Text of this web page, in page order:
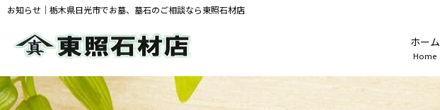
お知らせ｜栃木県日光市でお墓、墓石のご相談なら東照石材店
ホーム
Home